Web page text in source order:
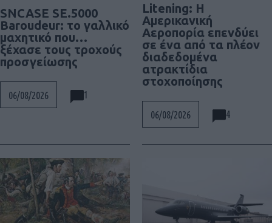
SNCASE SE.5000
Baroudeur: το γαλλικό
μαχητικό που…
ξέχασε τους τροχούς
προσγείωσης
06/08/2026 1
Litening: Η
Αμερικανική
Αεροπορία επενδύει
σε ένα από τα πλέον
διαδεδομένα
ατρακτίδια
στοχοποίησης
06/08/2026 4